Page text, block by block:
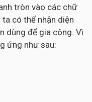
tròn vào các chữ
có thể nhận diện
dùng để gia công. Vì
ứng như sau: